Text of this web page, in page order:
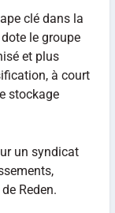
clé dans la
le groupe
et plus
à court
stockage
un syndicat
Reden.